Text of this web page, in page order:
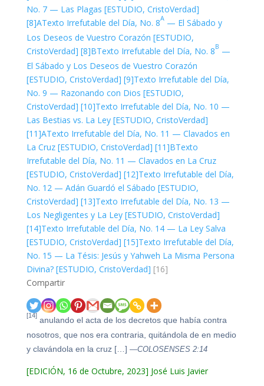
No. 7 — Las Plagas [ESTUDIO, CristoVerdad]
[8]ATexto Irrefutable del Día, No. 8A— El Sábado y
Los Deseos de Vuestro Corazón [ESTUDIO,
CristoVerdad] [8]BTexto Irrefutable del Día, No. 8B —
El Sábado y Los Deseos de Vuestro Corazón
[ESTUDIO, CristoVerdad] [9]Texto Irrefutable del Día,
No. 9 — Razonando con Dios [ESTUDIO,
CristoVerdad] [10]Texto Irrefutable del Día, No. 10 —
Las Bestias vs. La Ley [ESTUDIO, CristoVerdad]
[11]ATexto Irrefutable del Día, No. 11 — Clavados en
La Cruz [ESTUDIO, CristoVerdad] [11]BTexto
Irrefutable del Día, No. 11 — Clavados en La Cruz
[ESTUDIO, CristoVerdad] [12]Texto Irrefutable del Día,
No. 12 — Adán Guardó el Sábado [ESTUDIO,
CristoVerdad] [13]Texto Irrefutable del Día, No. 13 —
Los Negligentes y La Ley [ESTUDIO, CristoVerdad]
[14]Texto Irrefutable del Día, No. 14 — La Ley Salva
[ESTUDIO, CristoVerdad] [15]Texto Irrefutable del Día,
No. 15 — La Tésis: Jesús y Yahweh La Misma Persona
Divina? [ESTUDIO, CristoVerdad] [16]
Compartir
[14]anulando el acta de los decretos que había contra
nosotros, que nos era contraria, quitándola de en medio
y clavándola en la cruz […] —COLOSENSES 2:14
[EDICIÓN, 16 de Octubre, 2023] José Luis Javier